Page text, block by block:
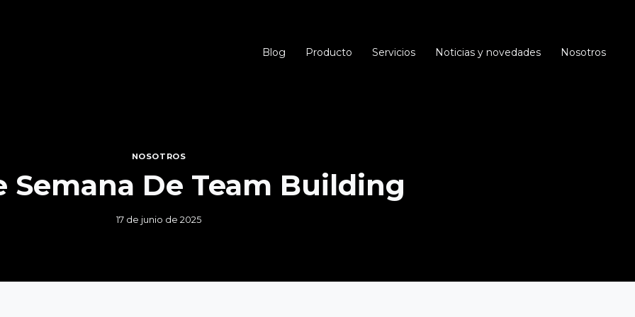
Blog Producto Servicios Noticias y novedades Nosotros
NOSOTROS
Semana De Team Building
17 de junio de 2025